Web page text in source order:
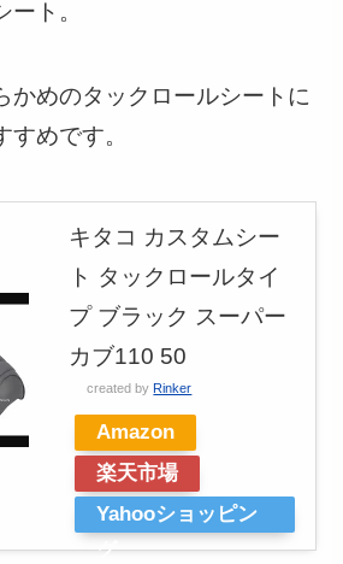
ト。
かめのタックロールシートに
めです。
キタコ カスタムシー
ト タックロールタイ
プ ブラック スーパー
カブ110 50
created by Rinker
Amazon
楽天市場
Yahooショッピン
グ